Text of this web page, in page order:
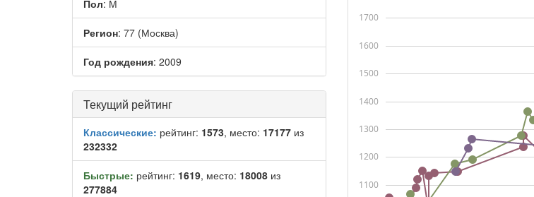
Пол: М
Регион: 77 (Москва)
Год рождения: 2009
Текущий рейтинг
Классические: рейтинг: 1573, место: 17177 из
232332
Быстрые: рейтинг: 1619, место: 18008 из
277884
1100
1200
1300
1400
1500
1600
1700